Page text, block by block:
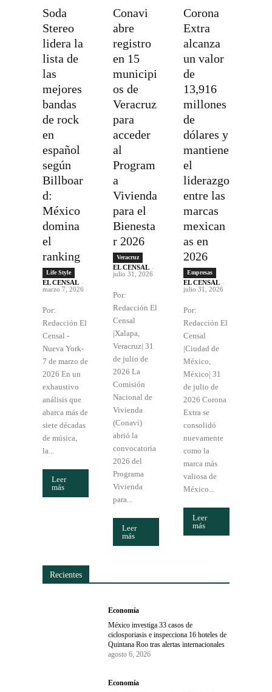
Soda
Stereo
lidera la
lista de
las
mejores
bandas
de rock
en
español
según
Billboar
d:
México
domina
el
ranking
Life Style
EL CENSAL -
marzo 7, 2026
Por:
Redacción El
Censal -
Nueva York-
7 de marzo de
2026 En un
exhaustivo
análisis que
abarca más de
siete décadas
de música,
la...
Leer
más
Conavi
abre
registro
en 15
municipi
os de
Veracruz
para
acceder
al
Program
a
Vivienda
para el
Bienesta
r 2026
Veracruz
EL CENSAL -
julio 31, 2026
Por:
Redacción El
Censal
|Xalapa,
Veracruz| 31
de julio de
2026 La
Comisión
Nacional de
Vivienda
(Conavi)
abrió la
convocatoria
2026 del
Programa
Vivienda
para...
Leer
más
Corona
Extra
alcanza
un valor
de
13,916
millones
de
dólares y
mantiene
el
liderazgo
entre las
marcas
mexican
as en
2026
Empresas
EL CENSAL -
julio 31, 2026
Por:
Redacción El
Censal
|Ciudad de
México,
México| 31
de julio de
2026 Corona
Extra se
consolidó
nuevamente
como la
marca más
valiosa de
México...
Leer
más
Recientes
Economía
México investiga 33 casos de
ciclosporiasis e inspecciona 16 hoteles de
Quintana Roo tras alertas internacionales
agosto 6, 2026
Economía